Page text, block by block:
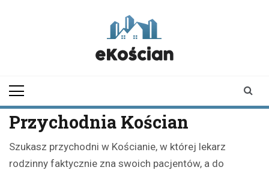
Przychodnia Kościan
Szukasz przychodni w Kościanie, w której lekarz
rodzinny faktycznie zna swoich pacjentów, a do